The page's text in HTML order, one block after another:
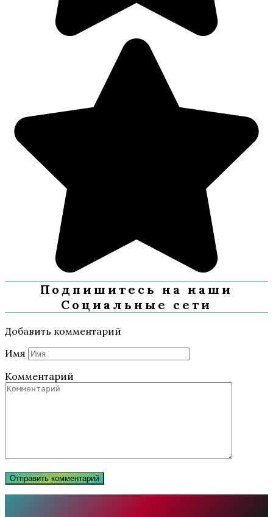
Подпишитесь на наши
Социальные сети
Добавить комментарий
Имя
Комментарий